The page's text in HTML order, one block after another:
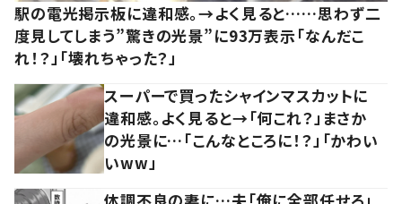
駅の電光掲示板に違和感。→よく見ると……思わず二
度見してしまう”驚きの光景”に93万表示「なんだこ
れ！？」「壊れちゃった？」
スーパーで買ったシャインマスカットに
違和感。よく見ると→「何これ？」まさか
の光景に…「こんなところに！？」「かわい
いww」